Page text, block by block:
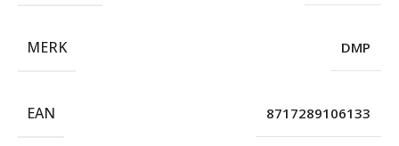
MERK DMP
EAN 8717289106133